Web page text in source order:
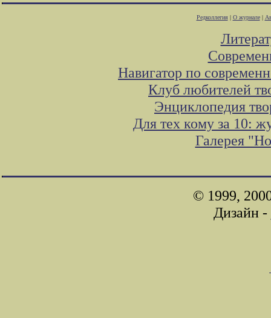
Редколлегия| О журнале|
Навигатор по
Клуб любителей
Энциклопедия
Для тех кому за 10:
Галерея
© 1999,
Дизайн -